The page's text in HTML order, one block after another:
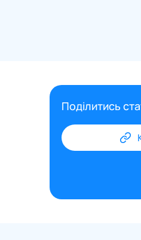
Поділитись